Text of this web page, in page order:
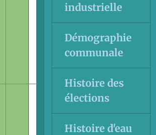
industrielle
Démographie
communale
Histoire des
élections
Histoire d'eau